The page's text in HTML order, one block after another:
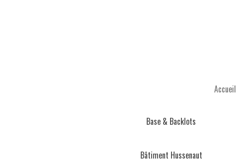
Accueil
Base & Backlots
Bâtiment Hussenaut